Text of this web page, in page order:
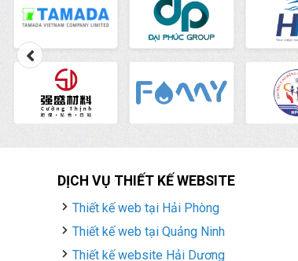
DỊCH VỤ THIẾT KẾ WEBSITE
Thiết kế web tại Hải Phòng
Thiết kế web tại Quảng Ninh
Thiết kế website Hải Dương